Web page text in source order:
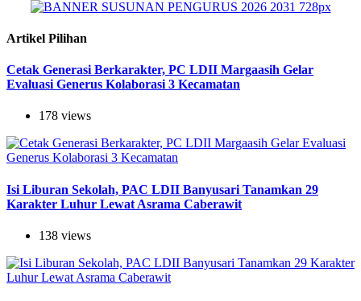
Artikel Pilihan
Cetak Generasi Berkarakter, PC LDII Margaasih Gelar
Evaluasi Generus Kolaborasi 3 Kecamatan
178 views
Isi Liburan Sekolah, PAC LDII Banyusari Tanamkan 29
Karakter Luhur Lewat Asrama Caberawit
138 views